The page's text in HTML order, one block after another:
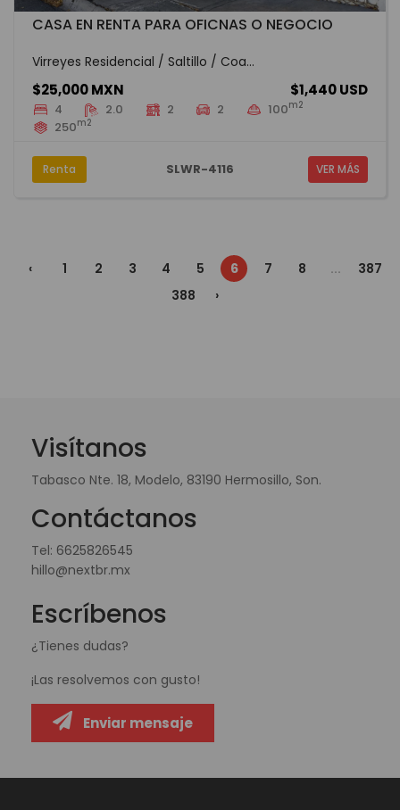
CASA EN RENTA PARA OFICNAS O NEGOCIO
Virreyes Residencial / Saltillo / Coa...
$25,000 MXN $1,440 USD
4 2.0 2 2 100m2
250m2
Renta SLWR-4116 VER MÁS
‹ 1 2 3 4 5 6 7 8 ...
387
388
›
Visítanos
Tabasco Nte. 18, Modelo, 83190 Hermosillo, Son.
Contáctanos
Tel: 6625826545
hillo@nextbr.mx
Escríbenos
¿Tienes dudas?
¡Las resolvemos con gusto!
Enviar mensaje